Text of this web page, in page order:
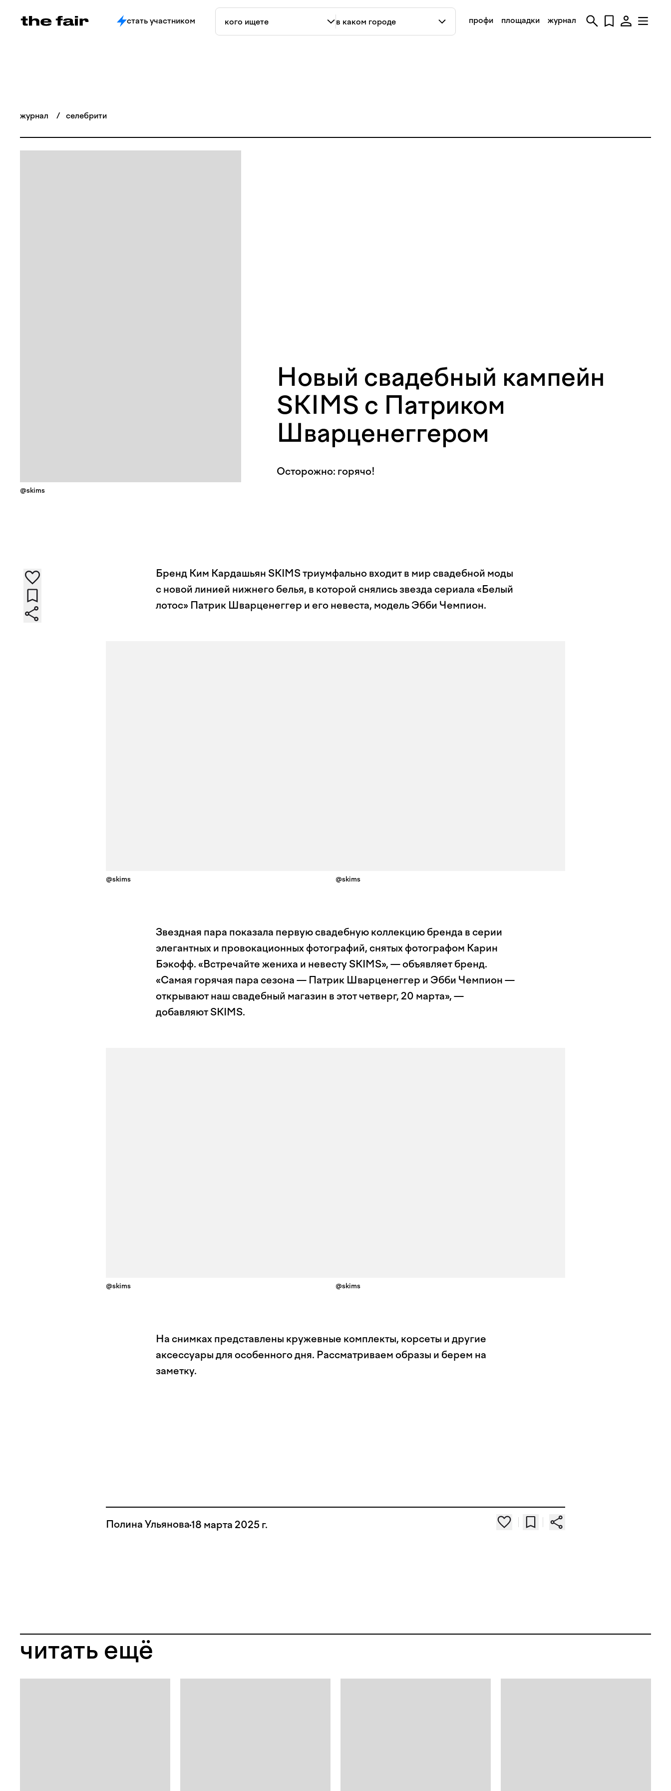
профи площадки журнал
стать участником
журнал / селебрити
@skims
Новый свадебный кампейн
SKIMS c Патриком
Шварценеггером
Осторожно: горячо!
Бренд Ким Кардашьян SKIMS триумфально входит в мир свадебной моды
с новой линией нижнего белья, в которой снялись звезда сериала «Белый
лотос» Патрик Шварценеггер и его невеста, модель Эбби Чемпион.
@skims @skims
Звездная пара показала первую свадебную коллекцию бренда в серии
элегантных и провокационных фотографий, снятых фотографом Карин
Бэкофф. «Встречайте жениха и невесту SKIMS», — объявляет бренд.
«Самая горячая пара сезона — Патрик Шварценеггер и Эбби Чемпион —
открывают наш свадебный магазин в этот четверг, 20 марта», —
добавляют SKIMS.
@skims @skims
На снимках представлены кружевные комплекты, корсеты и другие
аксессуары для особенного дня. Рассматриваем образы и берем на
заметку.
Полина Ульянова18 марта 2025 г.
читать ещё